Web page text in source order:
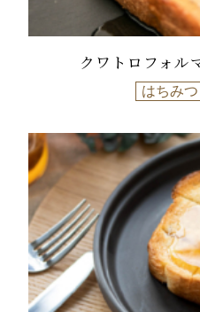
クワトロフォル
はちみ